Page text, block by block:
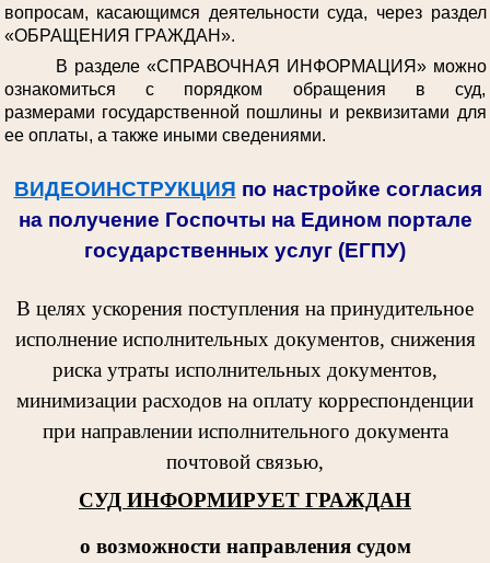
вопросам, касающимся деятельности суда, через раздел
«ОБРАЩЕНИЯ ГРАЖДАН».
В разделе «СПРАВОЧНАЯ ИНФОРМАЦИЯ» можно
ознакомиться с порядком обращения в суд,
размерами государственной пошлины и реквизитами для
ее оплаты, а также иными сведениями.
ВИДЕОИНСТРУКЦИЯ по настройке согласия
на получение Госпочты на Едином портале
государственных услуг (ЕГПУ)
В целях ускорения поступления на принудительное
исполнение исполнительных документов, снижения
риска утраты исполнительных документов,
минимизации расходов на оплату корреспонденции
при направлении исполнительного документа
почтовой связью,
СУД ИНФОРМИРУЕТ ГРАЖДАН
о возможности направления судом